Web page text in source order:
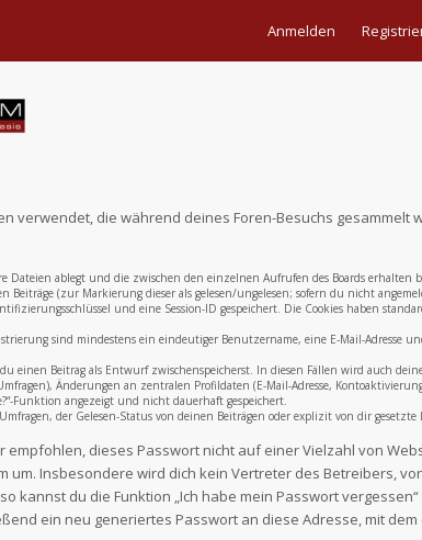
Anmelden
verwendet, die während deines Foren-Besuchs gesammelt
Dateien ablegt und die zwischen den einzelnen Aufrufen des Boards erhalten
(zur Markierung dieser als gelesen/ungelesen; sofern du nicht
und eine Session-ID gespeichert. Die Cookies haben
sind mindestens ein eindeutiger Benutzername, eine E-Mail-Adresse
Beitrag als Entwurf zwischenspeicherst. In diesen Fällen wird auch deine
Änderungen an zentralen Profildaten (E-Mail-Adresse,
Funktion angezeigt und nicht dauerhaft gespeichert.
der Gelesen-Status von deinen Beiträgen oder explizit von dir gesetzte
empfohlen, dieses Passwort nicht auf einer Vielzahl von
Insbesondere wird dich kein Vertreter des Betreibers,
du die Funktion „Ich habe mein Passwort
ein neu generiertes Passwort an diese Adresse, mit